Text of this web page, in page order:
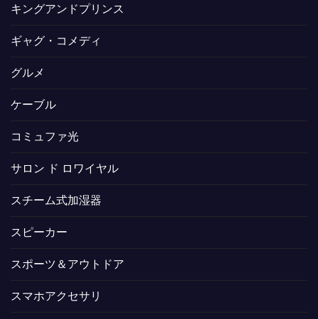
キングアンドプリンス
ギャグ・コメディ
グルメ
ケーブル
コミュファ光
サロン ド ロワイヤル
スチーム式加湿器
スピーカー
スポーツ＆アウトドア
スマホアクセサリ